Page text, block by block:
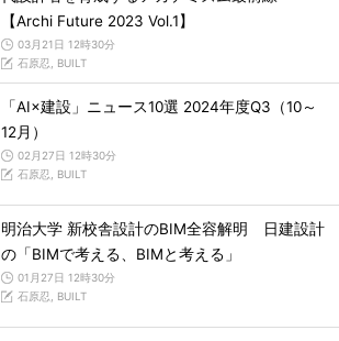
【Archi Future 2023 Vol.1】
03月21日 12時30分
石原忍, BUILT
「AI×建設」ニュース10選 2024年度Q3（10～
12月）
02月27日 12時30分
石原忍, BUILT
明治大学 新校舎設計のBIM全容解明 日建設計
の「BIMで考える、BIMと考える」
01月27日 12時30分
石原忍, BUILT